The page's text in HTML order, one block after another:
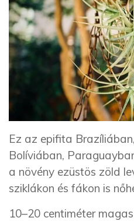
Ez az epifita
Bolíviában,
a növény ezüstös zöld
sziklákon és fákon is
10–20 centiméter